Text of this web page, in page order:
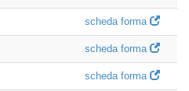
scheda forma
scheda forma
scheda forma